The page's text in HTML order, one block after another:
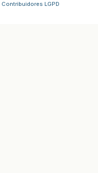
Contribuidores LGPD